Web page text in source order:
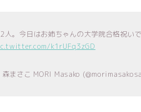
人。今日はお姉ちゃんの大学院合格祝い
k1rUFq3zGD
まさこ MORI Masako